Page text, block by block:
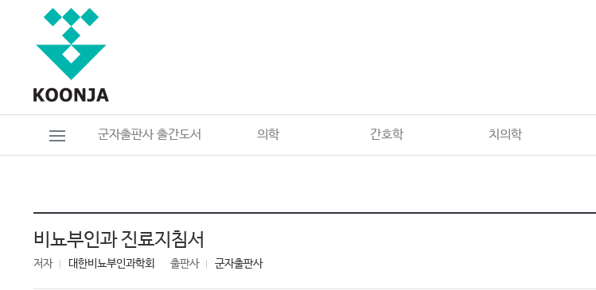
군자출판사 출간도서 의학 간호학 치의학
비뇨부인과 진료지침서
저자 대한비뇨부인과학회 출판사 군자출판사